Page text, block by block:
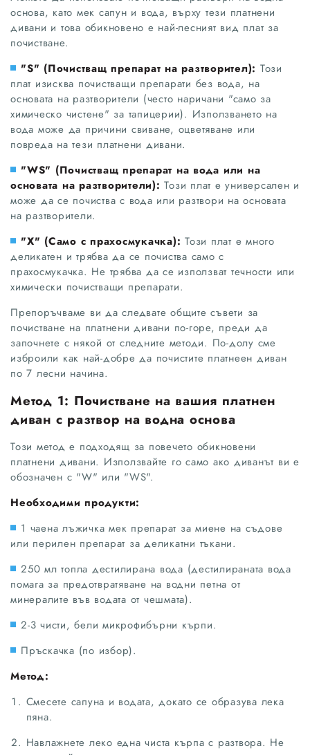
основа, като мек сапун и вода, върху тези платнени
дивани и това обикновено е най-лесният вид плат за
почистване.
"S" (Почистващ препарат на разтворител): Този
плат изисква почистващи препарати без вода, на
основата на разтворители (често наричани "само за
химическо чистене" за тапицерии). Използването на
вода може да причини свиване, оцветяване или
повреда на тези платнени дивани.
"WS" (Почистващ препарат на вода или на
основата на разтворители):Този плат е универсален и
може да се почиства с вода или разтвори на основата
на разтворители.
"X" (Само с прахосмукачка): Този плат е много
деликатен и трябва да се почиства само с
прахосмукачка. Не трябва да се използват течности или
химически почистващи препарати.
Препоръчваме ви да следвате общите съвети за
почистване на платнени дивани по-горе, преди да
започнете с някой от следните методи. По-долу сме
изброили как най-добре да почистите платнеен диван
по 7 лесни начина.
Метод 1: Почистване на вашия платнен
диван с разтвор на водна основа
Този метод е подходящ за повечето обикновени
платнени дивани. Използвайте го само ако диванът ви е
обозначен с "W" или "WS".
Необходими продукти:
1 чаена лъжичка мек препарат за миене на съдове
или перилен препарат за деликатни тъкани.
250 мл топла дестилирана вода (дестилираната вода
помага за предотвратяване на водни петна от
минералите във водата от чешмата).
2-3 чисти, бели микрофибърни кърпи.
Пръскачка (по избор).
Метод:
Смесете сапуна и водата, докато се образува лека
пяна.
Навлажнете леко една чиста кърпа с разтвора. Не